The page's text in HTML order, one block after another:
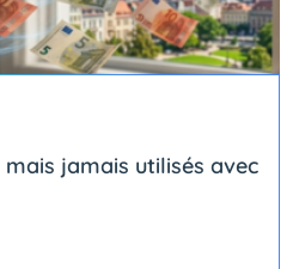
jamais utilisés avec